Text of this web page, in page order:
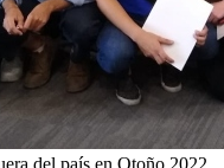
del país en Otoño 2022